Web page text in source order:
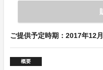
ご提供予定時期：2017年12月
概要